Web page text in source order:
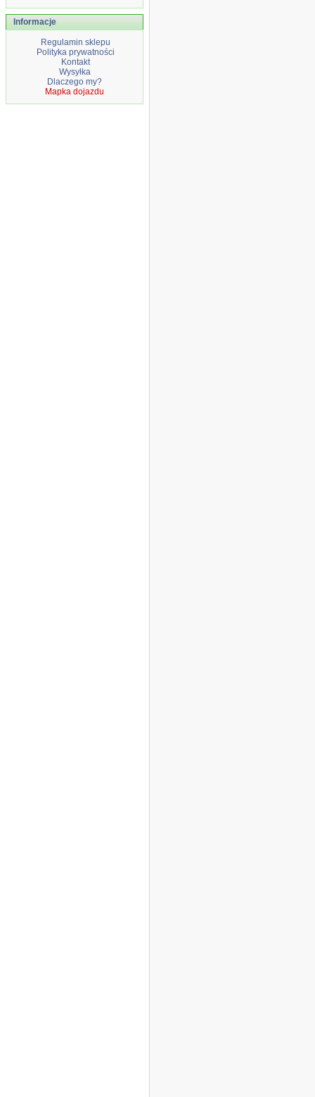
Informacje
Regulamin sklepu
Polityka prywatności
Kontakt
Wysyłka
Dlaczego my?
Mapka dojazdu